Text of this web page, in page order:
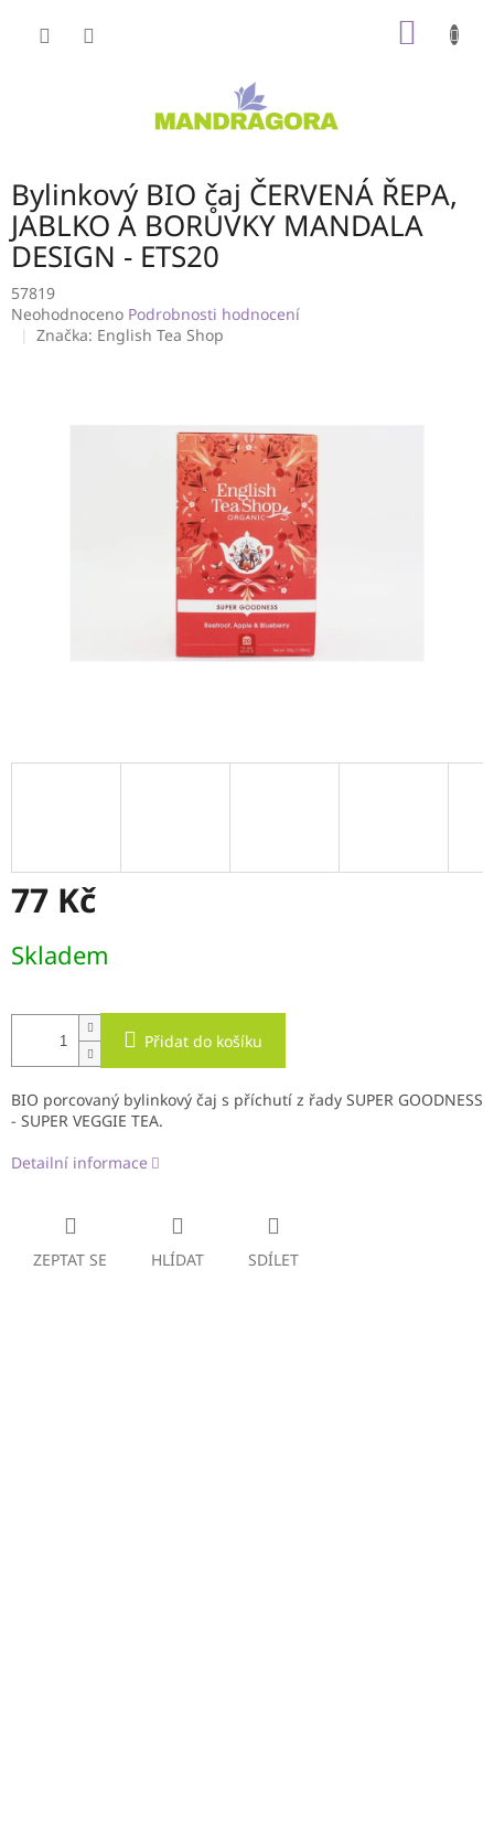
Bylinkový BIO čaj ČERVENÁ ŘEPA,
JABLKO A BORŮVKY MANDALA
DESIGN - ETS20
57819
Průměrné
hodnocení
Neohodnoceno Podrobnosti hodnocení
Značka: English Tea Shop
77 Kč
cena:
Skladem
Přidat do košíku
BIO porcovaný bylinkový čaj s příchutí z řady SUPER GOODNESS
- SUPER VEGGIE TEA.
Detailní informace
ZEPTAT SE HLÍDAT SDÍLET